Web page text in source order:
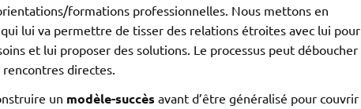
formations professionnelles. Nous mettons en
lui va permettre de tisser des relations étroites avec lui pour
et lui proposer des solutions. Le processus peut déboucher
directes.
un modèle-succès avant d’être généralisé pour couvrir